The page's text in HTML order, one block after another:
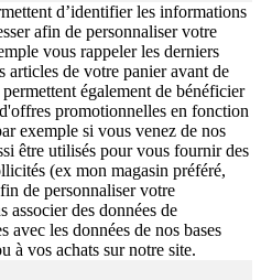
d’identifier les informations
afin de personnaliser votre
vous rappeler les derniers
articles de votre panier avant de
également de bénéficier
promotionnelles en fonction
exemple si vous venez de nos
être utilisés pour vous fournir des
(ex mon magasin préféré,
de personnaliser votre
associer des données de
avec les données de nos bases
à vos achats sur notre site.